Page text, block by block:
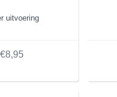
uitvoering
€8,95